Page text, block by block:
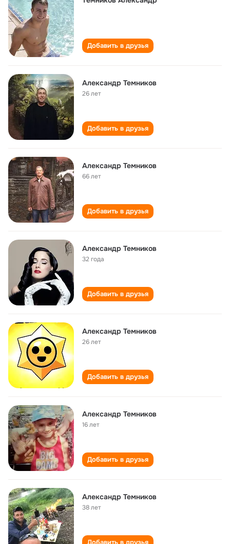
Добавить в друзья
Александр Темников
26 лет
Добавить в друзья
Александр Темников
66 лет
Добавить в друзья
Александр Темников
32 года
Добавить в друзья
Александр Темников
26 лет
Добавить в друзья
Александр Темников
16 лет
Добавить в друзья
Александр Темников
38 лет
Добавить в друзья